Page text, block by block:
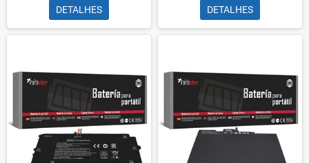
DETALHES DETALHES